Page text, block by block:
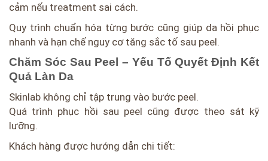
cảm nếu treatment sai cách.
Quy trình chuẩn hóa từng bước cũng giúp da hồi phục
nhanh và hạn chế nguy cơ tăng sắc tố sau peel.
Chăm Sóc Sau Peel – Yếu Tố Quyết Định Kết
Quả Làn Da
Skinlab không chỉ tập trung vào bước peel.
Quá trình phục hồi sau peel cũng được theo sát kỹ
lưỡng.
Khách hàng được hướng dẫn chi tiết: